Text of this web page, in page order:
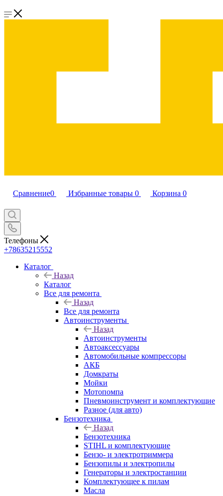
Сравнение0 Избранные товары 0 Корзина 0
Телефоны
+78635215552
Каталог
Назад
Каталог
Все для ремонта
Назад
Все для ремонта
Автоинструменты
Назад
Автоинструменты
Автоаксессуары
Автомобильные компрессоры
АКБ
Домкраты
Мойки
Мотопомпа
Пневмоинструмент и комплектующие
Разное (для авто)
Бензотехника
Назад
Бензотехника
STIHL и комплектующие
Бензо- и электротриммера
Бензопилы и электропилы
Генераторы и электростанции
Комплектующее к пилам
Масла